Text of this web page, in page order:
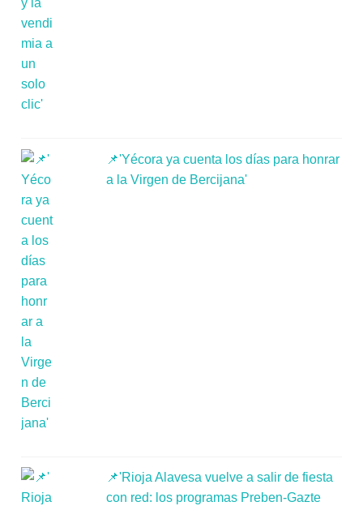
📌'Yécora ya cuenta los días para honrar
a la Virgen de Bercijana'
📌'Rioja Alavesa vuelve a salir de fiesta
con red: los programas Preben-Gazte